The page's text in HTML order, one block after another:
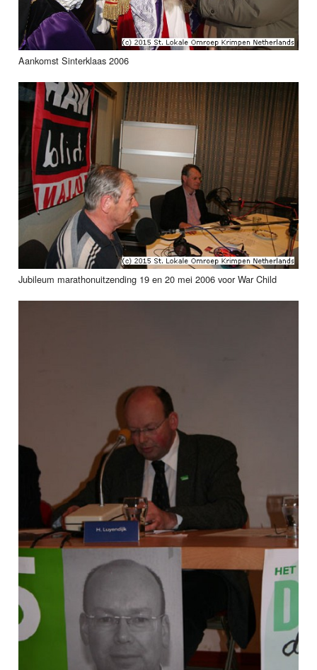
Aankomst Sinterklaas 2006
Jubileum marathonuitzending 19 en 20 mei 2006 voor War Child